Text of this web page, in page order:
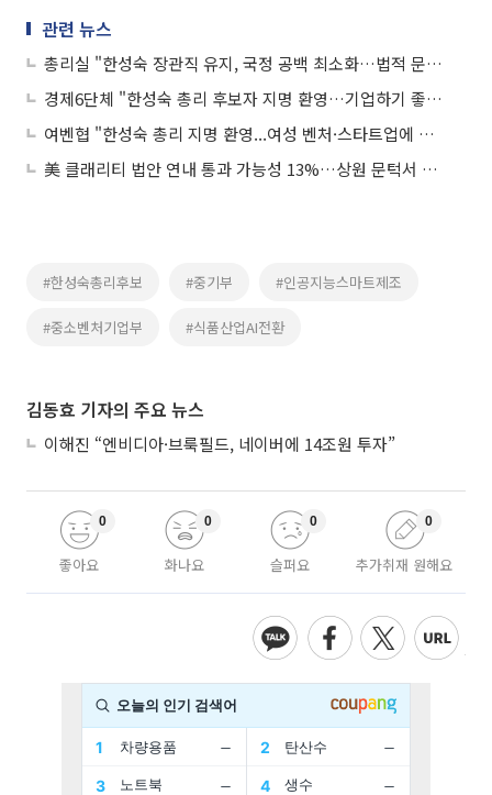
관련 뉴스
총리실 "한성숙 장관직 유지, 국정 공백 최소화…법적 문제 없어"
경제6단체 "한성숙 총리 후보자 지명 환영…기업하기 좋은 환경 기대"
여벤협 "한성숙 총리 지명 환영...여성 벤처·스타트업에 큰 희망"
美 클래리티 법안 연내 통과 가능성 13%…상원 문턱서 제동
#한성숙총리후보 #중기부 #인공지능스마트제조
#중소벤처기업부 #식품산업AI전환
김동효 기자의 주요 뉴스
이해진 “엔비디아·브룩필드, 네이버에 14조원 투자”
좋아요
0
화나요
0
슬퍼요
0
추가취재 원해요
0